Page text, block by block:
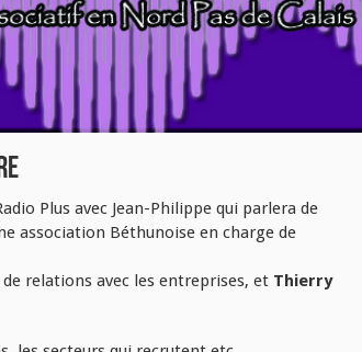
Plus avec Jean-Philippe qui parlera de
association Béthunoise en charge de
de relations avec les entreprises, et Thierry